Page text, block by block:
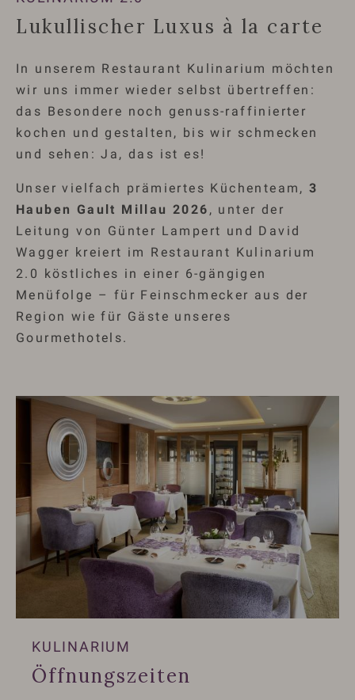
Lukullischer Luxus à la carte
In unserem Restaurant Kulinarium möchten
wir uns immer wieder selbst übertreffen:
das Besondere noch genuss-raffinierter
kochen und gestalten, bis wir schmecken
und sehen: Ja, das ist es!
Unser vielfach prämiertes Küchenteam,3
Hauben Gault Millau 2026 , unter der
Leitung von Günter Lampert und David
Wagger kreiert im Restaurant Kulinarium
2.0 köstliches in einer 6-gängigen
Menüfolge – für Feinschmecker aus der
Region wie für Gäste unseres
Gourmethotels.
KULINARIUM
Öffnungszeiten